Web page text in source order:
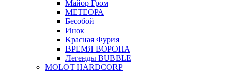
Майор Гром
МЕТЕОРА
Бесобой
Инок
Красная Фурия
ВРЕМЯ ВОРОНА
Легенды BUBBLE
MOLOT HARDCORP